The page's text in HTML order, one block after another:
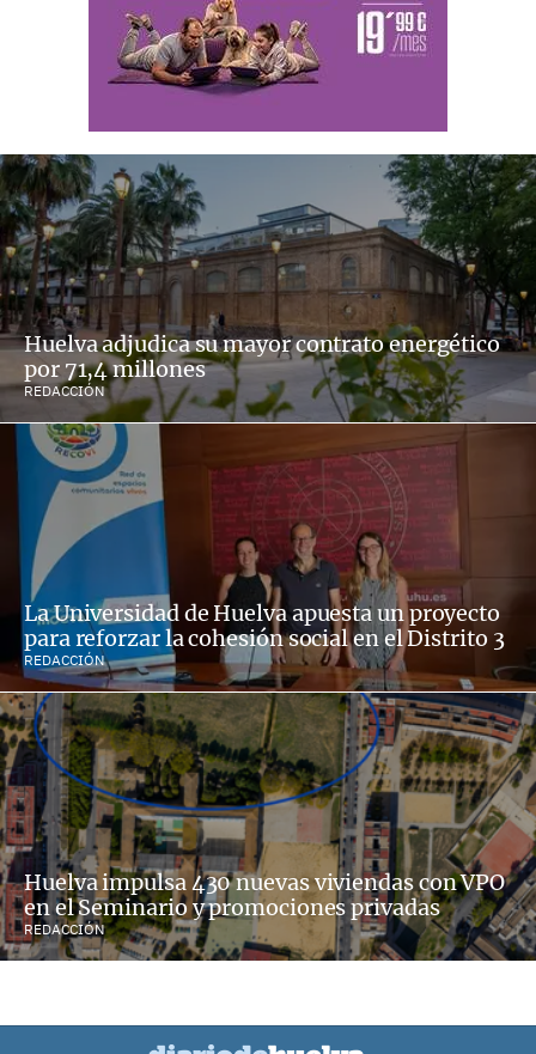
Huelva adjudica su mayor contrato energético
por 71,4 millones
REDACCIÓN
La Universidad de Huelva apuesta un proyecto
para reforzar la cohesión social en el Distrito 3
REDACCIÓN
Huelva impulsa 430 nuevas viviendas con VPO
en el Seminario y promociones privadas
REDACCIÓN